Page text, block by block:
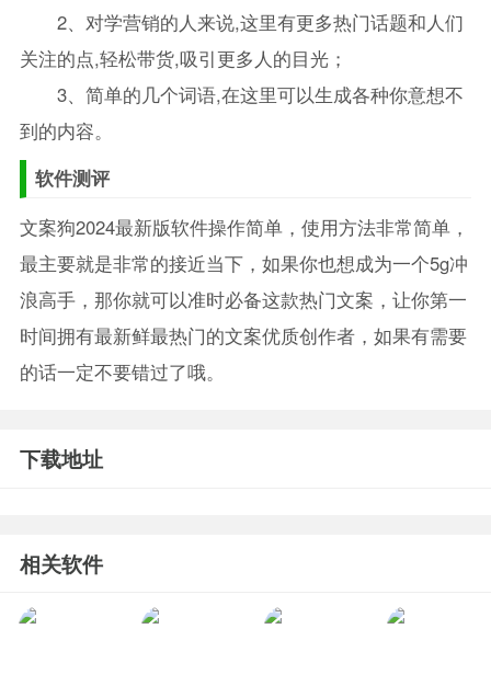
2、对学营销的人来说,这里有更多热门话题和人们
关注的点,轻松带货,吸引更多人的目光；
3、简单的几个词语,在这里可以生成各种你意想不
到的内容。
软件测评
文案狗2024最新版软件操作简单，使用方法非常简单，
最主要就是非常的接近当下，如果你也想成为一个5g冲
浪高手，那你就可以准时必备这款热门文案，让你第一
时间拥有最新鲜最热门的文案优质创作者，如果有需要
的话一定不要错过了哦。
下载地址
相关软件